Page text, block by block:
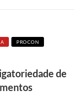
PROCON
de